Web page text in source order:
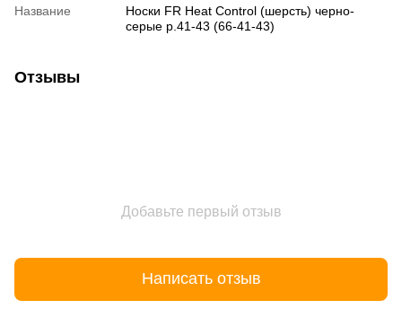
Название
Носки FR Heat Control (шерсть) черно-
серые р.41-43 (66-41-43)
Отзывы
Добавьте первый отзыв
Написать отзыв